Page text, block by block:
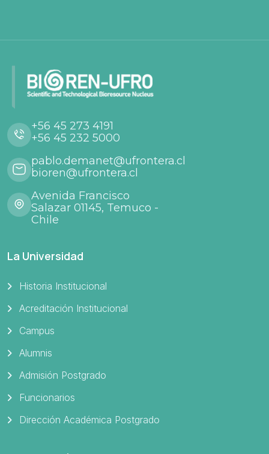
+56 45 273 4191
+56 45 232 5000
pablo.demanet@ufrontera.cl
bioren@ufrontera.cl
Avenida Francisco
Salazar 01145, Temuco -
Chile
La Universidad
Historia Institucional
Acreditación Institucional
Campus
Alumnis
Admisión Postgrado
Funcionarios
Dirección Académica Postgrado